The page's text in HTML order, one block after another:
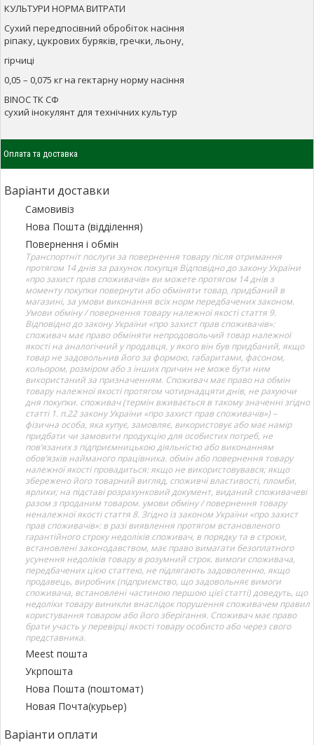
КУЛЬТУРИ НОРМА ВИТРАТИ
Сухий передпосівний обробіток насіння
ріпаку, цукрових буряків, гречки, льону,
гірчиці
0,05 – 0,075 кг на гектарну норму насіння
BINOC ТК СФ
сухий інокулянт для технічних культур
Оплата та доставка
Варіанти доставки
Самовивіз
Нова Пошта (відділення)
Повернення і обмін
Транспортніт послуги за повернення товару після отримання
протягом 14 днів за рахунок покупця Відповідно до закону України
«про захист прав споживачів» ви можете протягом 14 днів з
моменту покупки повернути або обміняти товар, придбаний в
магазині, за умови виконання всіх норм передбачених законом.
Умови обміну / повернення товару належної якості стаття 9.
Відповідно до закону України «про захист прав споживачів»:
споживач має право обміняти непродовольчий товар належної
якості на аналогічний у продавця, у якого він був придбаний, якщо
товар не задовольнив його за формою, габаритами, фасоном,
кольором, розміром або з інших причин не може бути ним
використаний за призначенням. Споживач має право на обмін
товару належної якості протягом чотирнадцяти днів, не рахуючи
дня покупки. споживач (термін вживається в такому значенні згідно
статті 1. п.22 закону України «про захист прав споживачів») –
фізична особа, яка купує, замовляє, використовує або має намір
придбати чи замовити продукцію для особистих потреб, не
пов’язаних з підприємницькою діяльністю або виконанням
обов’язків найманого працівника. обмін або повернення товару
належної якості провадиться: якщо не використовувався; якщо
збережено його товарний вигляд, споживчі властивості, пломби,
ярлики; на підставі розрахунковий документ, виданий споживачеві
разом з проданим товаром. умови обміну / повернення товару
неналежної якості стаття 8. Згідно із законом України «про захист
прав споживачів»: в разі виявлення протягом встановленого
гарантійного строку недоліків споживач, в порядку та в строки,
встановлені законодавством, має право вимагати безоплатного
усунення недоліків товару в розумний строк. вимоги споживача,
передбачених цією статтею, не підлягають задоволенню, якщо
продавець, виробник (підприємство, що задовольняє вимоги
споживача, встановлені частиною першою цієї статті) доведуть, що
недоліки товару виникли внаслідок порушення споживачем правил
користування товаром або його зберігання. Споживач має право
брати участь у перевірці якості товару особисто або через свого
представника.
Meest пошта
Укрпошта
Нова Пошта (поштомат)
Новая Почта(курьер)
Варіанти оплати